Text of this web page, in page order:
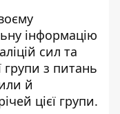
інформацію
сил та
групи з питань
й
цієї групи.